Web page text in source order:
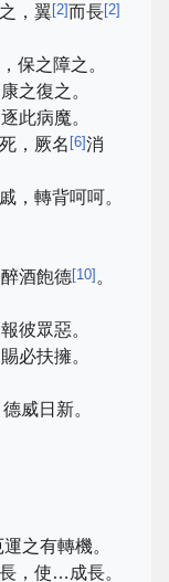
之，翼[2]而長[2]
保之障之。
之復之。
此病魔。
死，厥名 [6]消
，轉背呵呵。
酒飽德[10] 。
彼眾惡。
賜必扶擁。
威日新。
之有轉機。
，使…成長。